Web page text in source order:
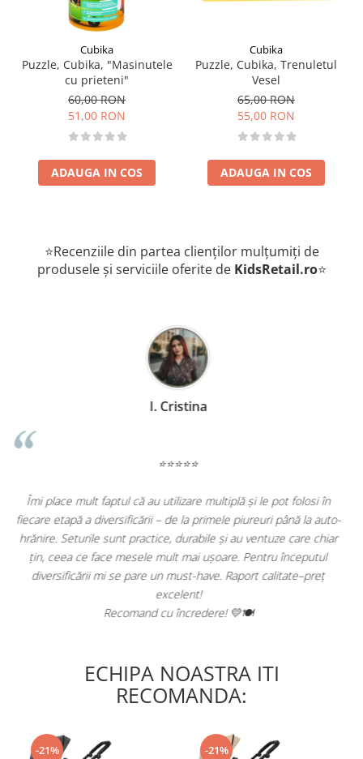
Cubika
Puzzle, Cubika, "Masinutele
cu prieteni"
60,00 RON
51,00 RON
ADAUGA IN COS
Cubika
Puzzle, Cubika, Trenuletul
Vesel
65,00 RON
55,00 RON
ADAUGA IN COS
⭐Recenziile din partea clienților mulțumiți de
produsele și serviciile oferite de KidsRetail.ro⭐
folosi în
la auto-
chiar
D. Mircea
De 1 an jumate folosim caruciorul Appekids Upp. Este
versatil, usor si pliabil. L-am luat cu noi peste tot, incape
portbajul masinii si nici la aeroport nu am avut
Recomand cu incredere acest producator roman!
ECHIPA NOASTRA ITI
RECOMANDA:
-21% -21%